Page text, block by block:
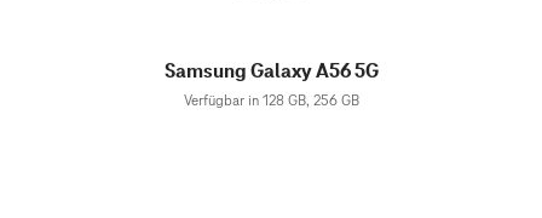
Samsung Galaxy A56 5G
Verfügbar in 128 GB, 256 GB